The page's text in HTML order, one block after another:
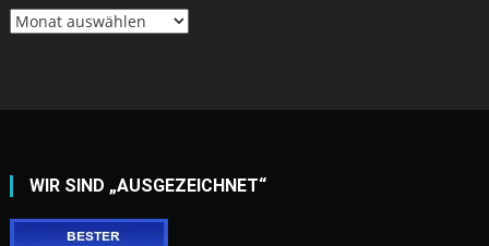
Archiv
WIR SIND „AUSGEZEICHNET“